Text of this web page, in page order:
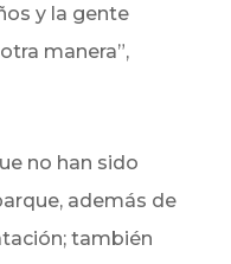
y la gente
manera”,
no han sido
además de
también